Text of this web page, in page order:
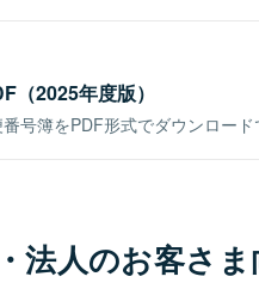
（2025年度版）
号簿をPDF形式でダウンロード
法人のお客さ